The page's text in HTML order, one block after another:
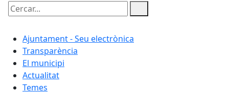
Cercar:
Ajuntament - Seu electrònica
Transparència
El municipi
Actualitat
Temes